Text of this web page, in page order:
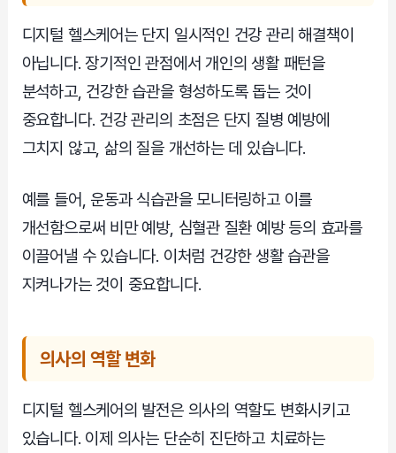
디지털 헬스케어는 단지 일시적인 건강 관리 해결책이
아닙니다. 장기적인 관점에서 개인의 생활 패턴을
분석하고, 건강한 습관을 형성하도록 돕는 것이
중요합니다. 건강 관리의 초점은 단지 질병 예방에
그치지 않고, 삶의 질을 개선하는 데 있습니다.
예를 들어, 운동과 식습관을 모니터링하고 이를
개선함으로써 비만 예방, 심혈관 질환 예방 등의 효과를
이끌어낼 수 있습니다. 이처럼 건강한 생활 습관을
지켜나가는 것이 중요합니다.
의사의 역할 변화
디지털 헬스케어의 발전은 의사의 역할도 변화시키고
있습니다. 이제 의사는 단순히 진단하고 치료하는